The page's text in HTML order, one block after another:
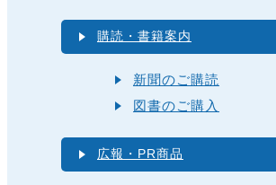
購読・書籍案内
新聞のご購読
図書のご購入
広報・PR商品